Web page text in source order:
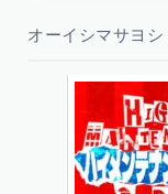
オーイシマサヨシ